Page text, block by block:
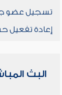
تسجيل عضو
إعادة تفعيل
البث